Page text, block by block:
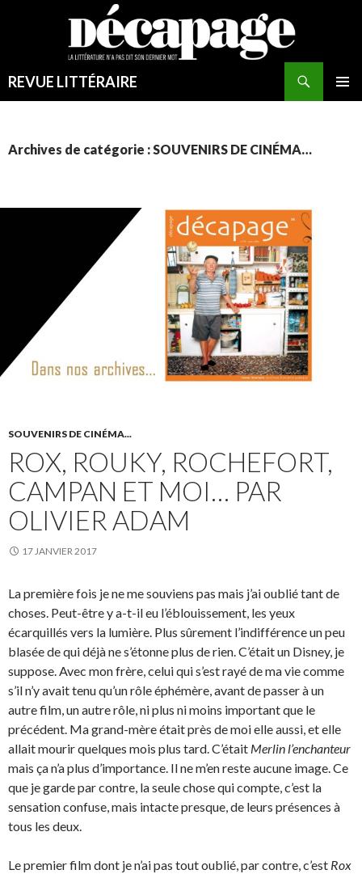
REVUE LITTÉRAIRE
Archives de catégorie : SOUVENIRS DE CINÉMA…
SOUVENIRS DE CINÉMA...
ROX, ROUKY, ROCHEFORT,
CAMPAN ET MOI… PAR
OLIVIER ADAM
17 JANVIER 2017
La première fois je ne me souviens pas mais j’ai oublié tant de
choses. Peut-être y a-t-il eu l’éblouissement, les yeux
écarquillés vers la lumière. Plus sûrement l’indifférence un peu
blasée de qui déjà ne s’étonne plus de rien. C’était un Disney, je
suppose. Avec mon frère, celui qui s’est rayé de ma vie comme
s’il n’y avait tenu qu’un rôle éphémère, avant de passer à un
autre film, un autre rôle, ni plus ni moins important que le
précédent. Ma grand-mère était près de moi elle aussi, et elle
allait mourir quelques mois plus tard. C’était Merlin l’enchanteur
mais ça n’a plus d’importance. Il ne m’en reste aucune image. Ce
que je garde par contre, la seule chose qui compte, c’est la
sensation confuse, mais intacte presque, de leurs présences à
tous les deux.
Le premier film dont je n’ai pas tout oublié, par contre, c’est Rox